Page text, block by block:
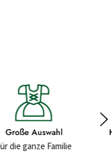
Hochwertige Materialien
Für ein gutes Gefühl